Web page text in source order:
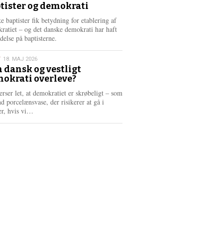
og demokrati
baptister fik betydning for etablering af
– og det danske demokrati har haft
på baptisterne.
18. MAJ 2026
dansk og vestligt
overleve?
let, at demokratiet er skrøbeligt – som
porcelænsvase, der risikerer at gå i
hvis vi…